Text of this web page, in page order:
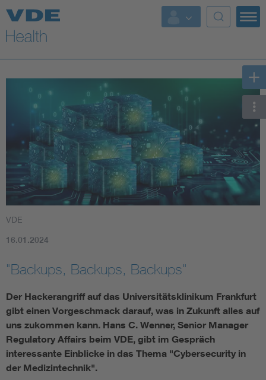
Top Themen
Fokusthemen
Energy
AI & Digital Trust
Health
Mobility
Electromobility
Energy efficiency
VDE
16.01.2024
"Backups, Backups, Backups"
Der Hackerangriff auf das Universitätsklinikum Frankfurt
gibt einen Vorgeschmack darauf, was in Zukunft alles auf
uns zukommen kann. Hans C. Wenner, Senior Manager
Regulatory Affairs beim VDE, gibt im Gespräch
interessante Einblicke in das Thema "Cybersecurity in
der Medizintechnik".